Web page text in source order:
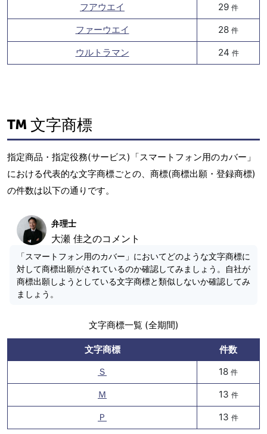
フアウエイ
29 件
ファーウエイ 28 件
ウルトラマン 24 件
文字商標
指定商品・指定役務(サービス)「スマートフォン用のカバー」
における代表的な文字商標ごとの、商標(商標出願・登録商標)
の件数は以下の通りです。
弁理士
大瀬 佳之のコメント
「スマートフォン用のカバー」においてどのような文字商標に
対して商標出願がされているのか確認してみましょう。自社が
商標出願しようとしている文字商標と類似しないか確認してみ
ましょう。
文字商標一覧 (全期間)
文字商標
件数
Ｓ
18 件
Ｍ 13 件
Ｐ 13 件